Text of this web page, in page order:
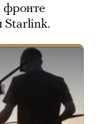
фронте
Starlink.